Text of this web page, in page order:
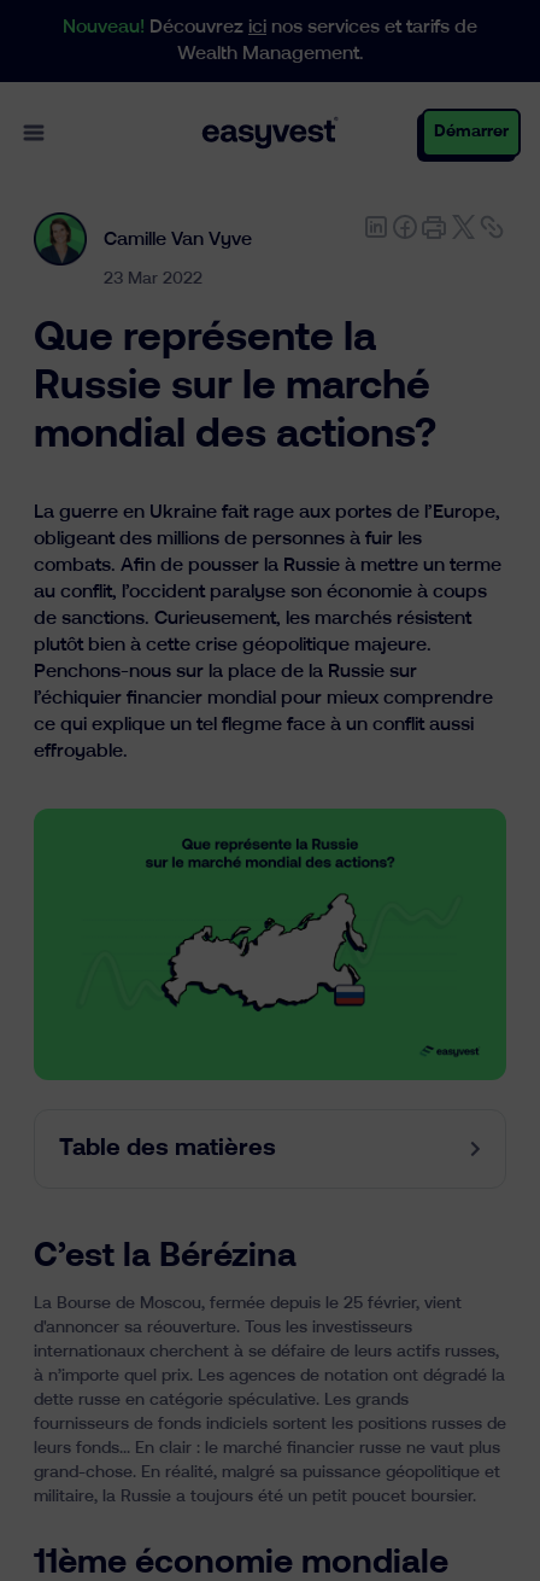
Nouveau! Découvrez ici nos services et tarifs de
Wealth Management.
Open main menu Démarrer
Particuliers
Entreprises
Ressources
Camille Van Vyve
23 Mar 2022
Que représente la
Russie sur le marché
mondial des actions?
La guerre en Ukraine fait rage aux portes de l’Europe,
obligeant des millions de personnes à fuir les
combats. Afin de pousser la Russie à mettre un terme
au conflit, l’occident paralyse son économie à coups
de sanctions. Curieusement, les marchés résistent
plutôt bien à cette crise géopolitique majeure.
Penchons-nous sur la place de la Russie sur
l’échiquier financier mondial pour mieux comprendre
ce qui explique un tel flegme face à un conflit aussi
effroyable.
Table des matières
C’est la Bérézina
La Bourse de Moscou, fermée depuis le 25 février, vient
d'annoncer sa réouverture. Tous les investisseurs
internationaux cherchent à se défaire de leurs actifs russes,
à n’importe quel prix. Les agences de notation ont dégradé la
dette russe en catégorie spéculative. Les grands
fournisseurs de fonds indiciels sortent les positions russes de
leurs fonds... En clair : le marché financier russe ne vaut plus
grand-chose. En réalité, malgré sa puissance géopolitique et
militaire, la Russie a toujours été un petit poucet boursier.
11ème économie mondiale